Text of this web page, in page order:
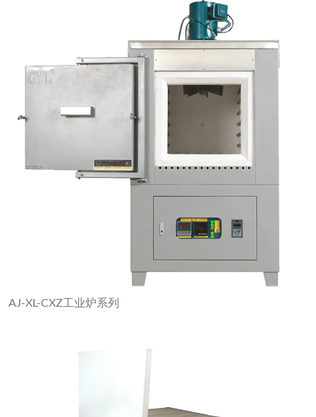
AJ-XL-CXZ工业炉系列